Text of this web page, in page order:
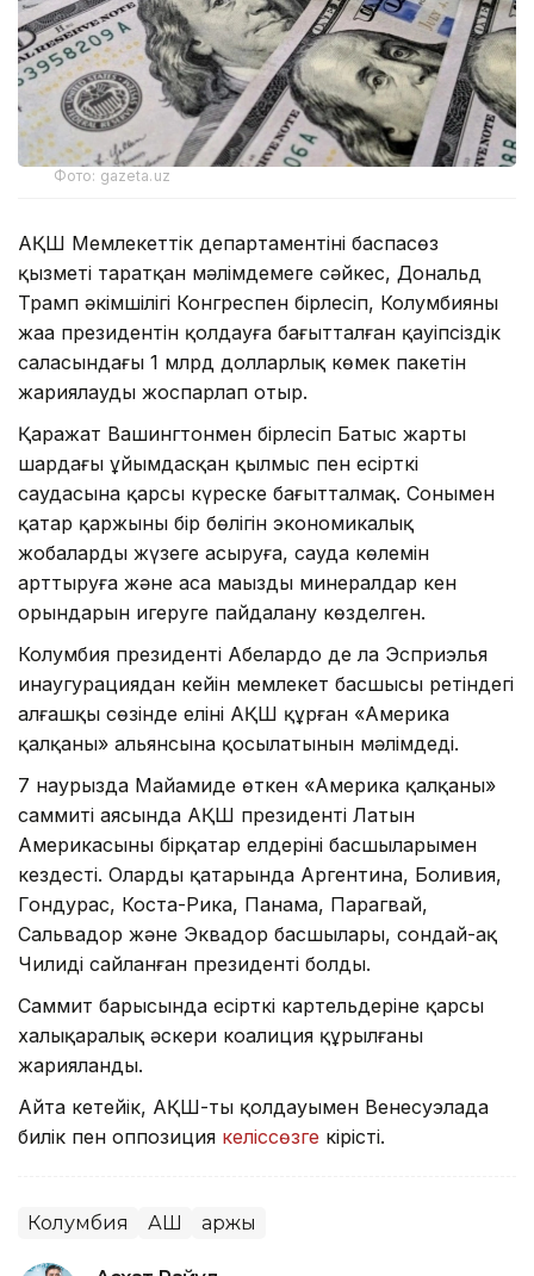
Фото: gazeta.uz
АҚШ Мемлекеттік департаментінің баспасөз
қызметі таратқан мәлімдемеге сәйкес, Дональд
Трамп әкімшілігі Конгреспен бірлесіп, Колумбияның
жаңа президентін қолдауға бағытталған қауіпсіздік
саласындағы 1 млрд долларлық көмек пакетін
жариялауды жоспарлап отыр.
Қаражат Вашингтонмен бірлесіп Батыс жарты
шардағы ұйымдасқан қылмыс пен есірткі
саудасына қарсы күреске бағытталмақ. Сонымен
қатар қаржының бір бөлігін экономикалық
жобаларды жүзеге асыруға, сауда көлемін
арттыруға және аса маңызды минералдар кен
орындарын игеруге пайдалану көзделген.
Колумбия президенті Абелардо де ла Эсприэлья
инаугурациядан кейін мемлекет басшысы ретіндегі
алғашқы сөзінде елінің АҚШ құрған «Америка
қалқаны» альянсына қосылатынын мәлімдеді.
7 наурызда Майамиде өткен «Америка қалқаны»
саммиті аясында АҚШ президенті Латын
Америкасының бірқатар елдерінің басшыларымен
кездесті. Олардың қатарында Аргентина, Боливия,
Гондурас, Коста-Рика, Панама, Парагвай,
Сальвадор және Эквадор басшылары, сондай-ақ
Чилидің сайланған президенті болды.
Саммит барысында есірткі картельдеріне қарсы
халықаралық әскери коалиция құрылғаны
жарияланды.
Айта кетейік, АҚШ-тың қолдауымен Венесуэлада
билік пен оппозиция келіссөзге кірісті.
Колумбия АҚШ Қаржы